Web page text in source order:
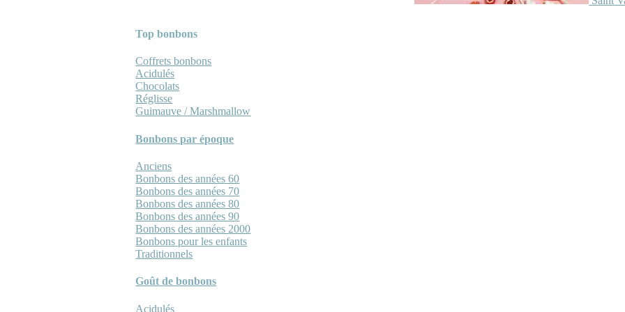
Top bonbons
Coffrets bonbons
Acidulés
Chocolats
Réglisse
Guimauve / Marshmallow
Bonbons par époque
Anciens
Bonbons des années 60
Bonbons des années 70
Bonbons des années 80
Bonbons des années 90
Bonbons des années 2000
Bonbons pour les enfants
Traditionnels
Goût de bonbons
Acidulés